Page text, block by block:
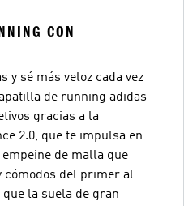
CON
y sé más veloz cada vez
de running adidas
gracias a la
2.0, que te impulsa en
de malla que
cómodos del primer al
la suela de gran